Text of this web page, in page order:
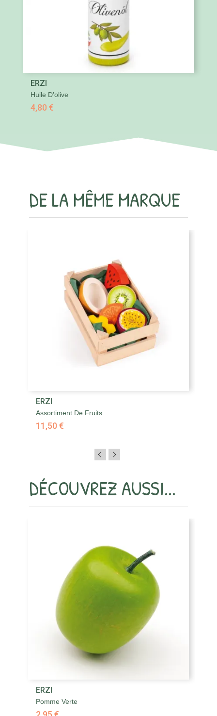
ERZI
Huile D'olive
4,80 €
DE LA MÊME MARQUE
ERZI
Assortiment De Fruits...
11,50 €
DÉCOUVREZ AUSSI...
ERZI
Pomme Verte